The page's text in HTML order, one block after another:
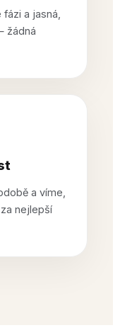
a jasná,
žádná
a víme,
nejlepší